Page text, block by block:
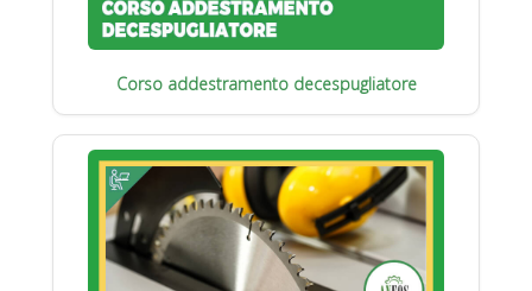
Corso addestramento decespugliatore